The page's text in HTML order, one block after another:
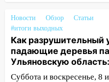
05:50
Пять
смертельная драка
05:00 Боль,
дисков: как
незаметно
Новости Обзор
Статьи
#итоги выходных
Как разрушительный
падающие деревья
Ульяновскую
Суббота и воскресенье, 8